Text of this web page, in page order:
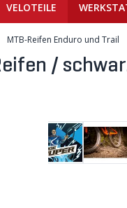
VELOTEILE
MTB-Reifen Enduro und Trail
/